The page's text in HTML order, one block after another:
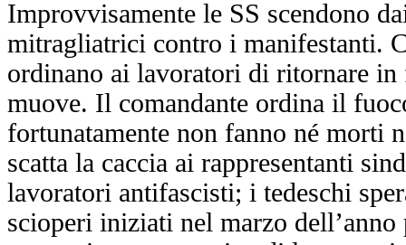
Improvvisamente le SS scendono
mitragliatrici contro i manifestanti.
ordinano ai lavoratori di ritornare in
muove. Il comandante ordina il
fortunatamente non fanno né morti
scatta la caccia ai rappresentanti
lavoratori antifascisti; i tedeschi
scioperi iniziati nel marzo dell’anno